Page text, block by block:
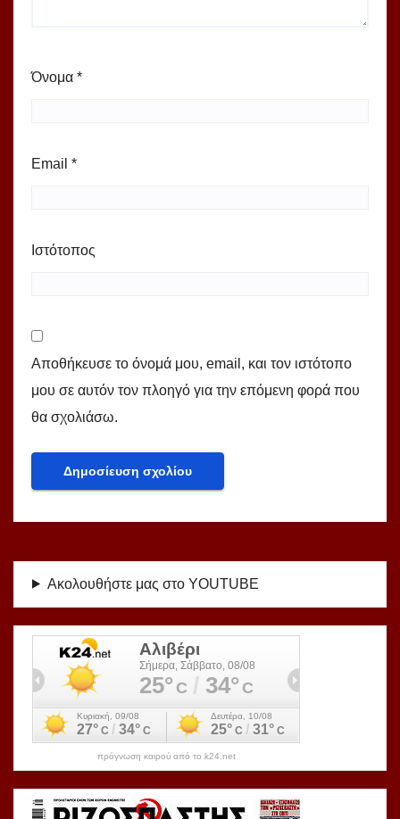
Όνομα *
Email *
Ιστότοπος
Αποθήκευσε το όνομά μου, email, και τον ιστότοπο
μου σε αυτόν τον πλοηγό για την επόμενη φορά που
θα σχολιάσω.
Ακολουθήστε μας στο YOUTUBE
πρόγνωση καιρού από το k24.net